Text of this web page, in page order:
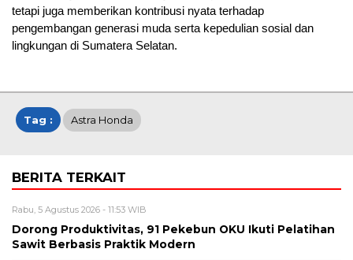
tetapi juga memberikan kontribusi nyata terhadap
pengembangan generasi muda serta kepedulian sosial dan
lingkungan di Sumatera Selatan.
Tag : Astra Honda
BERITA TERKAIT
Rabu, 5 Agustus 2026 - 11:53 WIB
Dorong Produktivitas, 91 Pekebun OKU Ikuti Pelatihan
Sawit Berbasis Praktik Modern